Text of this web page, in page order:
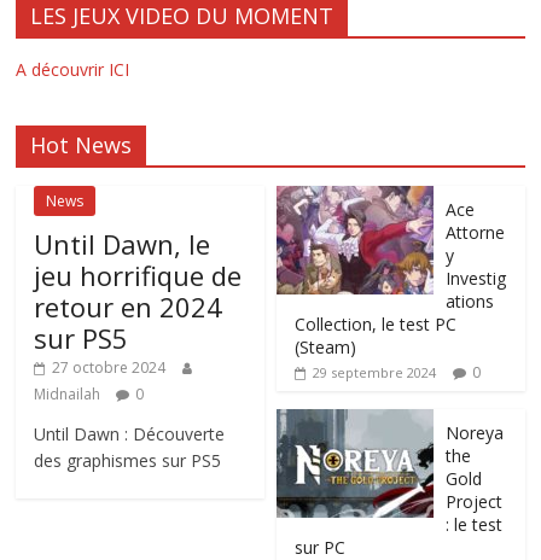
LES JEUX VIDEO DU MOMENT
A découvrir ICI
Hot News
News
Until Dawn, le
jeu horrifique de
retour en 2024
sur PS5
27 octobre 2024
Midnailah
0
Until Dawn : Découverte
des graphismes sur PS5
Ace
Attorne
y
Investig
ations
Collection, le test PC
(Steam)
29 septembre 2024 0
Noreya
the
Gold
Project
: le test
sur PC